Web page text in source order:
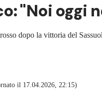
"Noi oggi
dopo la vittoria del
il 17.04.2026, 22:15)